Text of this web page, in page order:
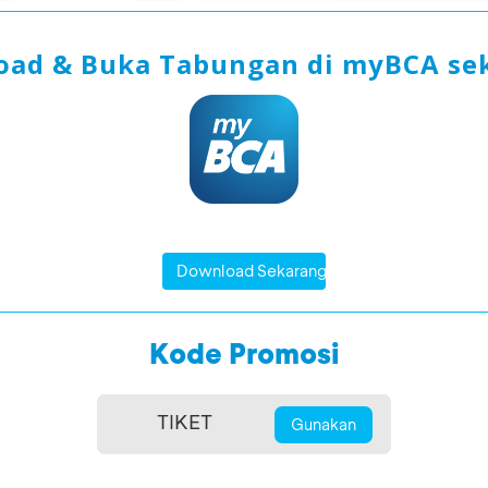
& Buka Tabungan di myBCA
Download Sekarang
Kode Promosi
Gunakan